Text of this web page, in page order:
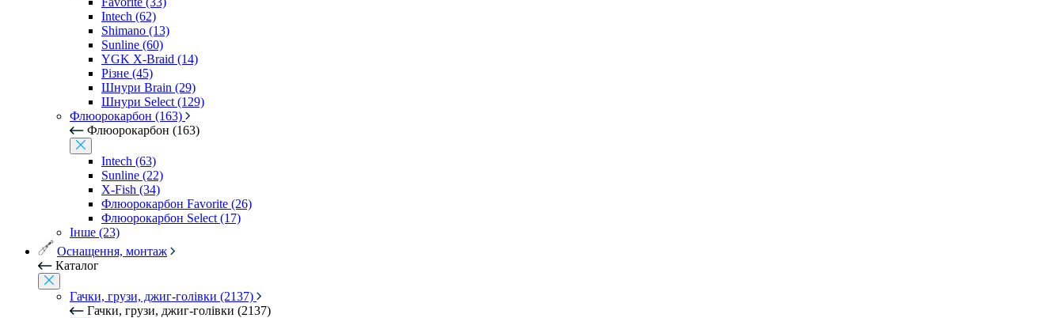
Intech (62)
Shimano (13)
Sunline (60)
YGK X-Braid (14)
Різне (45)
Шнури Brain (29)
Шнури Select (129)
Флюорокарбон (163)
Флюорокарбон (163)
Intech (63)
Sunline (22)
X-Fish (34)
Флюорокарбон Favorite (26)
Флюорокарбон Select (17)
Інше (23)
Оснащення, монтаж
Каталог
Гачки, грузи, джиг-голівки (2137)
Гачки, грузи, джиг-голівки (2137)